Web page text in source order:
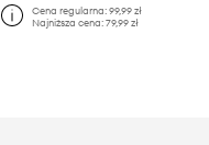
Cena regularna: 99,99 zł
Najniższa cena: 79,99 zł